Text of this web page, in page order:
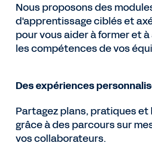
Nous proposons des
d'apprentissage ciblés et
pour vous aider à former et
les compétences de vos
Des expériences
Partagez plans, pratiques et
grâce à des parcours sur
vos collaborateurs.